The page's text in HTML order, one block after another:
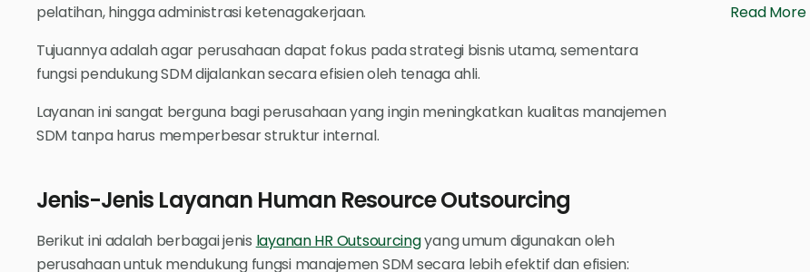
pelatihan, hingga administrasi ketenagakerjaan.
Tujuannya adalah agar perusahaan dapat fokus pada strategi bisnis utama, sementara
fungsi pendukung SDM dijalankan secara efisien oleh tenaga ahli.
Layanan ini sangat berguna bagi perusahaan yang ingin meningkatkan kualitas manajemen
SDM tanpa harus memperbesar struktur internal.
Jenis-Jenis Layanan Human Resource Outsourcing
Berikut ini adalah berbagai jenis layanan HR Outsourcingyang umum digunakan oleh
perusahaan untuk mendukung fungsi manajemen SDM secara lebih efektif dan efisien:
Read More